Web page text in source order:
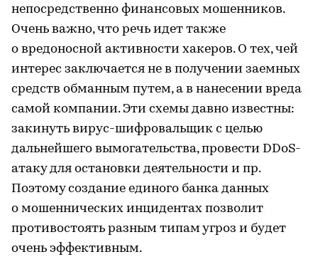
непосредственно финансовых мошенников.
Очень важно, что речь идет также
о вредоносной активности хакеров. О тех, чей
интерес заключается не в получении заемных
средств обманным путем, а в нанесении вреда
самой компании. Эти схемы давно известны:
закинуть вирус-шифровальщик с целью
дальнейшего вымогательства, провести DDoS-
атаку для остановки деятельности и пр.
Поэтому создание единого банка данных
о мошеннических инцидентах позволит
противостоять разным типам угроз и будет
очень эффективным.